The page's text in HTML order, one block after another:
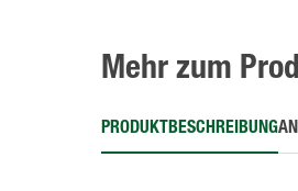
Mehr zum
PRODUKTBESCHREIBUNG